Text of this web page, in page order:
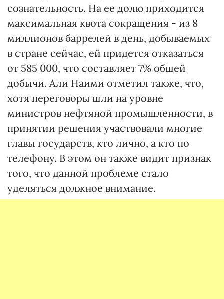
сознательность. На ее долю приходится
максимальная квота сокращения - из 8
миллионов баррелей в день, добываемых
в стране сейчас, ей придется отказаться
от 585 000, что составляет 7% общей
добычи. Али Наими отметил также, что,
хотя переговоры шли на уровне
министров нефтяной промышленности, в
принятии решения участвовали многие
главы государств, кто лично, а кто по
телефону. В этом он также видит признак
того, что данной проблеме стало
уделяться должное внимание.